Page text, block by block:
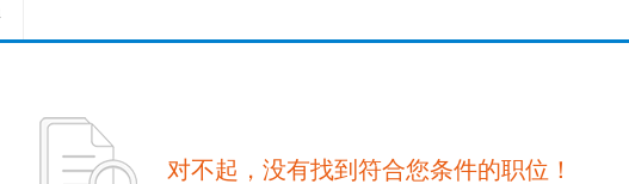
对不起，没有找到符合您条件的职位！